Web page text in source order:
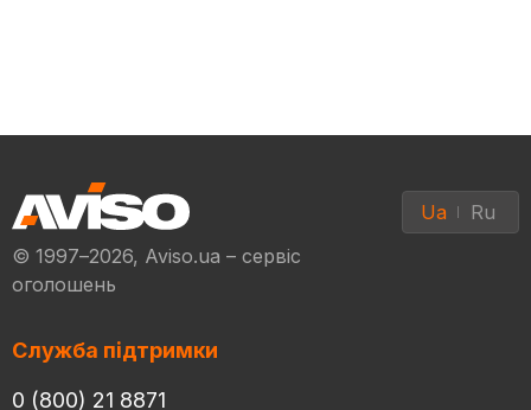
© 1997–2026, Aviso.ua – сервіс
оголошень
Ua Ru
Служба підтримки
0 (800) 21 8871